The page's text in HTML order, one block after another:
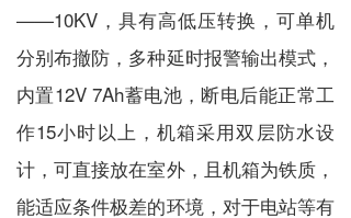
——10KV，具有高低压转换，可单机
分别布撤防，多种延时报警输出模式，
内置12V 7Ah蓄电池，断电后能正常工
作15小时以上，机箱采用双层防水设
计，可直接放在室外，且机箱为铁质，
能适应条件极差的环境，对于电站等有